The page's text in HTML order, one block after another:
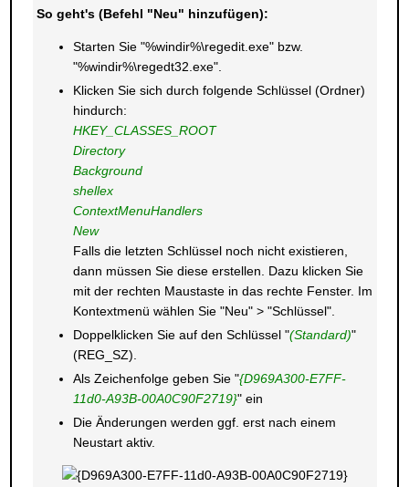
So geht's (Befehl "Neu" hinzufügen):
Starten Sie "%windir%\regedit.exe" bzw.
"%windir%\regedt32.exe".
Klicken Sie sich durch folgende Schlüssel (Ordner)
hindurch:
HKEY_CLASSES_ROOT
Directory
Background
shellex
ContextMenuHandlers
New
Falls die letzten Schlüssel noch nicht existieren,
dann müssen Sie diese erstellen. Dazu klicken Sie
mit der rechten Maustaste in das rechte Fenster. Im
Kontextmenü wählen Sie "Neu" > "Schlüssel".
Doppelklicken Sie auf den Schlüssel "(Standard)"
(REG_SZ).
Als Zeichenfolge geben Sie "{D969A300-E7FF-
11d0-A93B-00A0C90F2719}" ein
Die Änderungen werden ggf. erst nach einem
Neustart aktiv.